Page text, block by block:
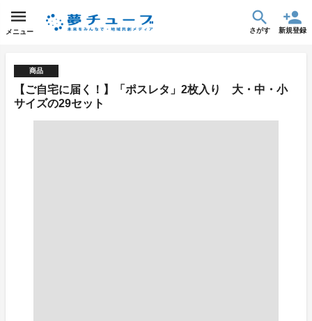
メニュー さがす 新規登録
商品
【ご自宅に届く！】「ポスレタ」2枚入り 大・中・小
サイズの29セット